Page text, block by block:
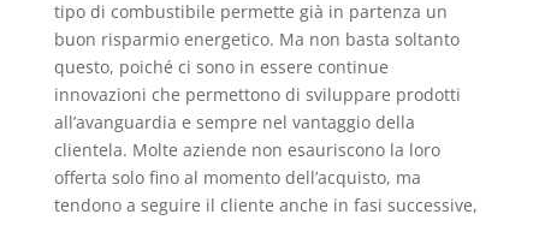
tipo di combustibile permette già in partenza un
buon risparmio energetico. Ma non basta soltanto
questo, poiché ci sono in essere continue
innovazioni che permettono di sviluppare prodotti
all’avanguardia e sempre nel vantaggio della
clientela. Molte aziende non esauriscono la loro
offerta solo fino al momento dell’acquisto, ma
tendono a seguire il cliente anche in fasi successive,